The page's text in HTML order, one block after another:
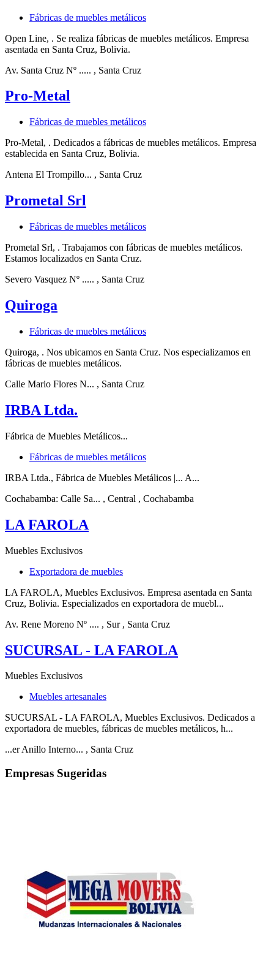
Fábricas de muebles metálicos
Open Line, . Se realiza fábricas de muebles metálicos. Empresa
asentada en Santa Cruz, Bolivia.
Av. Santa Cruz Nº ..... , Santa Cruz
Pro-Metal
Fábricas de muebles metálicos
Pro-Metal, . Dedicados a fábricas de muebles metálicos. Empresa
establecida en Santa Cruz, Bolivia.
Antena El Trompillo... , Santa Cruz
Prometal Srl
Fábricas de muebles metálicos
Prometal Srl, . Trabajamos con fábricas de muebles metálicos.
Estamos localizados en Santa Cruz.
Severo Vasquez Nº ..... , Santa Cruz
Quiroga
Fábricas de muebles metálicos
Quiroga, . Nos ubicamos en Santa Cruz. Nos especializamos en
fábricas de muebles metálicos.
Calle Mario Flores N... , Santa Cruz
IRBA Ltda.
Fábrica de Muebles Metálicos...
Fábricas de muebles metálicos
IRBA Ltda., Fábrica de Muebles Metálicos |... A...
Cochabamba: Calle Sa... , Central , Cochabamba
LA FAROLA
Muebles Exclusivos
Exportadora de muebles
LA FAROLA, Muebles Exclusivos. Empresa asentada en Santa
Cruz, Bolivia. Especializados en exportadora de muebl...
Av. Rene Moreno Nº .... , Sur , Santa Cruz
SUCURSAL - LA FAROLA
Muebles Exclusivos
Muebles artesanales
SUCURSAL - LA FAROLA, Muebles Exclusivos. Dedicados a
exportadora de muebles, fábricas de muebles metálicos, h...
...er Anillo Interno... , Santa Cruz
Empresas Sugeridas